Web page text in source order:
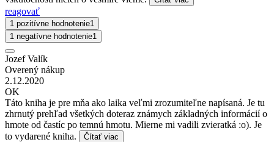
reagovať
1 pozitívne hodnotenie1
1 negatívne hodnotenie1
Jozef Valík
Overený nákup
2.12.2020
OK
Táto kniha je pre mňa ako laika veľmi zrozumiteľne napísaná. Je tu
zhrnutý prehľad všetkých doteraz známych základných informácií o
hmote od častíc po temnú hmotu. Mierne mi vadili zvieratká :o). Je
to vydarené kniha.
Čítať viac